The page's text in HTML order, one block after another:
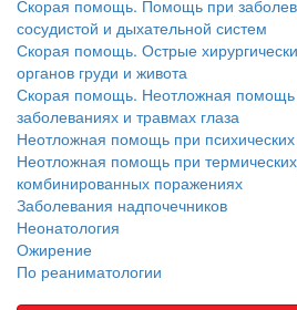
Скорая помощь. Помощь при
сосудистой и дыхательной систем
Скорая помощь. Острые
органов груди и живота
Скорая помощь. Неотложная помощь
заболеваниях и травмах глаза
Неотложная помощь при
Неотложная помощь при
комбинированных поражениях
Заболевания надпочечников
Неонатология
Ожирение
По реаниматологии